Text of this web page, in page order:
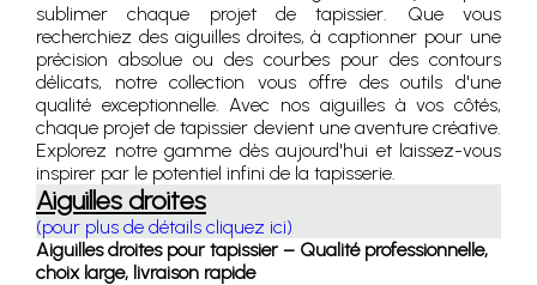
sublimer chaque projet de tapissier. Que vous
recherchiez des aiguilles droites, à captionner pour une
précision absolue ou des courbes pour des contours
délicats, notre collection vous offre des outils d'une
qualité exceptionnelle. Avec nos aiguilles à vos côtés,
chaque projet de tapissier devient une aventure créative.
Explorez notre gamme dès aujourd'hui et laissez-vous
inspirer par le potentiel infini de la tapisserie.
Aiguilles droites
(pour plus de détails cliquez ici)
Aiguilles droites pour tapissier – Qualité professionnelle,
choix large, livraison rapide